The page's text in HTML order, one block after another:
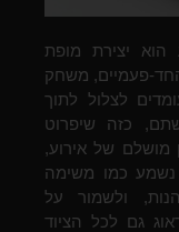
הוא יצירת מופת
החד-פעמיים, משחק
לצלול לתוך
כזה שיפרוט
מושלם של אירוע,
נשמע כמו משימה
ולשמור על
גם לכל הציוד